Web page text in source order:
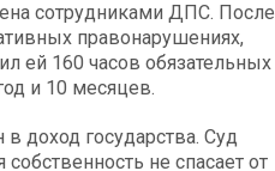
сотрудниками ДПС. После
правонарушениях,
ей 160 часов обязательных
и 10 месяцев.
доход государства. Суд
не спасает от